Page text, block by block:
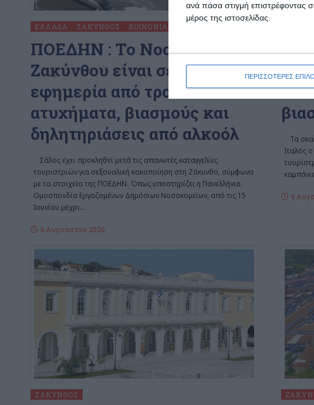
ανά πάσα στιγμή επιστρέφοντας
μέρος της ιστοσελίδας.
ΠΕΡΙΣΣΟΤΕΡΕΣ
ΕΛΛΆΔΑ ΖΆΚΥΝΘΟΣ ΚΟΙΝΩΝΊΑ
ΠΟΕΔΗΝ : To Νοσοκομείο
Ζακύνθου είναι σε διαρκή
εφημερία από τροχαία
ατυχήματα, βιασμούς και
δηλητηριάσεις από αλκοόλ
Σάλος έχει προκληθεί μετά τις απανωτές καταγγελίες
τουριστριών για σεξουαλική κακοποίηση στη Ζάκυνθο, σύμφωνα
με τα στοιχεία της ΠΟΕΔΗΝ. Όπως υποστηρίζει η Πανελλήνια
Ομοσπονδία Εργαζομένων Δημόσιων Νοσοκομείων, από τις 15
Ιουνίου μέχρι…
6 Αυγούστου 2026
Τα
Ιταλός
6
ΖΆΚΥΝΘΟΣ